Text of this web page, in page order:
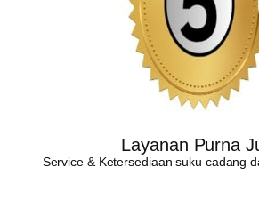
Layanan Purna
Service & Ketersediaan suku cadang